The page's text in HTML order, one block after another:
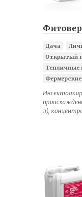
Дача
Открытый
л),